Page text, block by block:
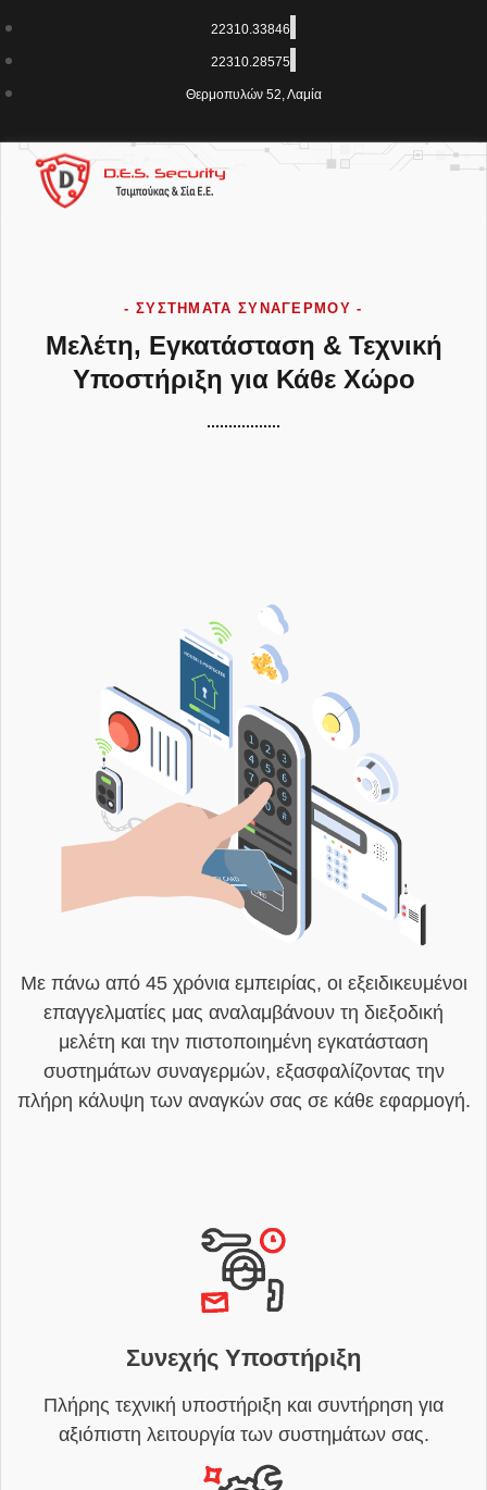
22310.33846
22310.28575
Θερμοπυλών 52, Λαμία
- ΣΥΣΤΉΜΑΤΑ ΣΥΝΑΓΕΡΜΟΎ -
Μελέτη, Εγκατάσταση & Τεχνική
Υποστήριξη για Κάθε Χώρο
Με πάνω από 45 χρόνια εμπειρίας, οι εξειδικευμένοι
επαγγελματίες μας αναλαμβάνουν τη διεξοδική
μελέτη και την πιστοποιημένη εγκατάσταση
συστημάτων συναγερμών, εξασφαλίζοντας την
πλήρη κάλυψη των αναγκών σας σε κάθε εφαρμογή.
Συνεχής Υποστήριξη
Πλήρης τεχνική υποστήριξη και συντήρηση για
αξιόπιστη λειτουργία των συστημάτων σας.